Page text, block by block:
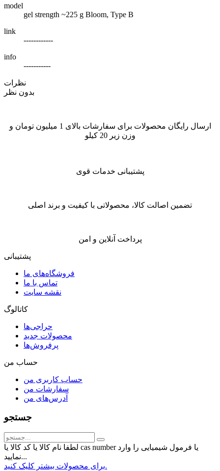
model
gel strength ~225 g Bloom, Type B
link
------------
info
-----------
نظرات
بدون نظر
ارسال رایگان محصولات برای سفارشات بالای 1 میلیون تومان و
وزن زیر 20 کیلو
پشتیبانی خدمات قوی
تضمین اصالت کالا، محصولاتی با کیفیت و برند اصلی
پرداخت آنلاین و امن
پشتیبانی
فروشگاه‌های ما
تماس با ما
نقشه سایت
کاتالوگ
حراجی‌ها
محصولات جدید
پرفروش‌ها
حساب من
حساب کاربری من
سفارشات من
آدرس‌های من
جستجو
لطفا نام کالا یا کد کالا یا cas number یا فرمول شیمیایی را وارد
نمایید...
برای محصولات بیشتر کلیک کنید.